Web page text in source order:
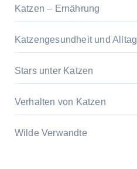
Katzen – Ernährung
Katzengesundheit und Alltag
Stars unter Katzen
Verhalten von Katzen
Wilde Verwandte